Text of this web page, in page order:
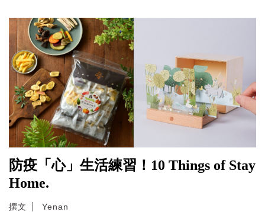
防疫「心」生活練習！10 Things of Stay
Home.
撰文 Yenan